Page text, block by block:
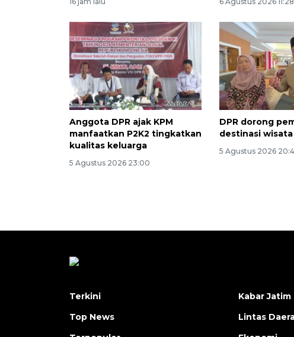
Anggota DPR ajak KPM
manfaatkan P2K2 tingkatkan
kualitas keluarga
5 Agustus 2026 23:00
DPR dorong
destinasi wisata
5 Agustus 2026
Terkini
Top News
Kabar Jatim
Lintas